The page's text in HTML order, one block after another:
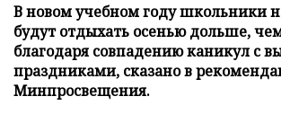
В новом учебном году школьники
будут отдыхать осенью дольше,
благодаря совпадению каникул с
праздниками, сказано в
Минпросвещения.